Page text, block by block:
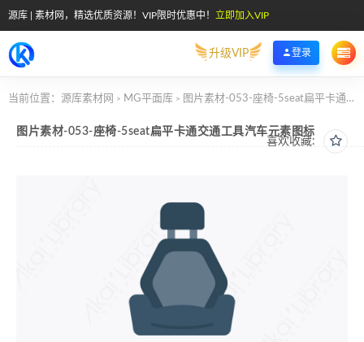
源库 | 素材网，精选优质资源！VIP限时优惠中！ 立即加入VIP
升级VIP 登录
当前位置： 源库素材网 > MG平面库 > 图片素材-053-座椅-5seat扁平卡通交通工具汽车元素图标
喜欢收藏:
图片素材-053-座椅-5seat扁平卡通交通工具汽车元素图标